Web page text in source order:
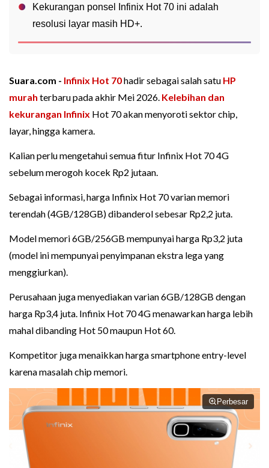
Kekurangan ponsel Infinix Hot 70 ini adalah
resolusi layar masih HD+.
Suara.com - Infinix Hot 70hadir sebagai salah satu HP
murah terbaru pada akhir Mei 2026. Kelebihan dan
kekurangan Infinix Hot 70 akan menyoroti sektor chip,
layar, hingga kamera.
Kalian perlu mengetahui semua fitur Infinix Hot 70 4G
sebelum merogoh kocek Rp2 jutaan.
Sebagai informasi, harga Infinix Hot 70 varian memori
terendah (4GB/128GB) dibanderol sebesar Rp2,2 juta.
Model memori 6GB/256GB mempunyai harga Rp3,2 juta
(model ini mempunyai penyimpanan ekstra lega yang
menggiurkan).
Perusahaan juga menyediakan varian 6GB/128GB dengan
harga Rp3,4 juta. Infinix Hot 70 4G menawarkan harga lebih
mahal dibanding Hot 50 maupun Hot 60.
Kompetitor juga menaikkan harga smartphone entry-level
karena masalah chip memori.
Perbesar